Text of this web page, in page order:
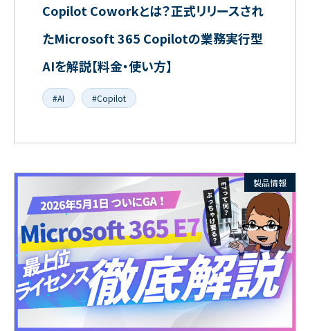
Copilot Coworkとは？正式リリースされ
たMicrosoft 365 Copilotの業務実行型
AIを解説【料金・使い方】
#AI #Copilot
製品情報